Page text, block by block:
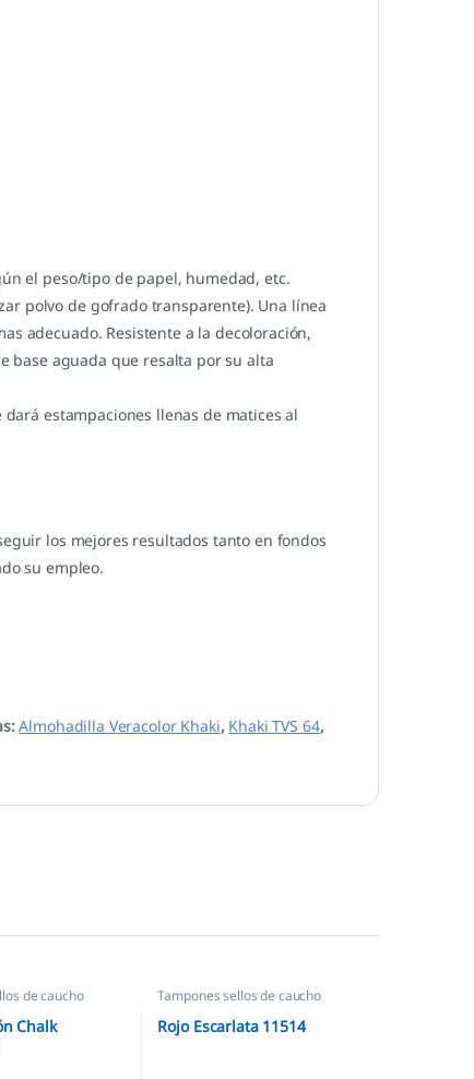
el peso/tipo de papel, humedad, etc.
polvo de gofrado transparente). Una línea
adecuado. Resistente a la decoloración,
base aguada que resalta por su alta
estampaciones llenas de matices al
los mejores resultados tanto en fondos
su empleo.
Almohadilla Veracolor Khaki, Khaki TVS 64,
de caucho
Chalk
Tampones sellos de caucho
Rojo Escarlata 11514